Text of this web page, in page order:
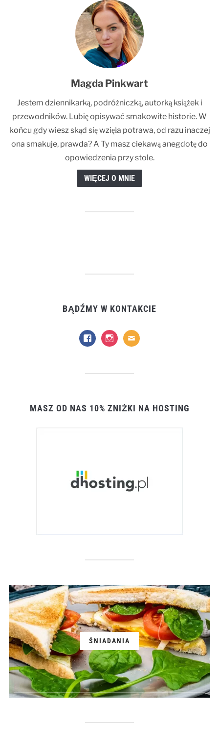
Magda Pinkwart
Jestem dziennikarką, podróżniczką, autorką książek i
przewodników. Lubię opisywać smakowite historie. W
końcu gdy wiesz skąd się wzięła potrawa, od razu inaczej
ona smakuje, prawda? A Ty masz ciekawą anegdotę do
opowiedzenia przy stole.
WIĘCEJ O MNIE
BĄDŹMY W KONTAKCIE
facebookinstagram
mail
MASZ OD NAS 10% ZNIŻKI NA HOSTING
ŚNIADANIA